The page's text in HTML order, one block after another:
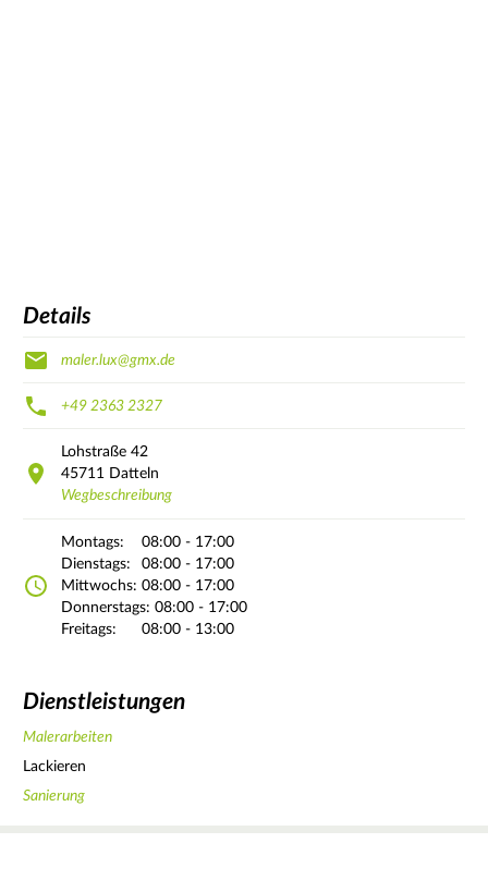
Details
maler.lux@gmx.de
+49 2363 2327
Lohstraße 42
45711
Datteln
Wegbeschreibung
Montags:
08:00 - 17:00
Dienstags:
08:00 - 17:00
Mittwochs: 08:00 - 17:00
Donnerstags: 08:00 - 17:00
Freitags:
08:00 - 13:00
Dienstleistungen
Malerarbeiten
Lackieren
Sanierung